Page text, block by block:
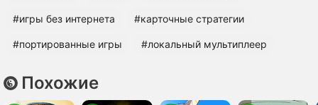
#игры без интернета #карточные стратегии
#портированные игры #локальный мультиплеер
Похожие